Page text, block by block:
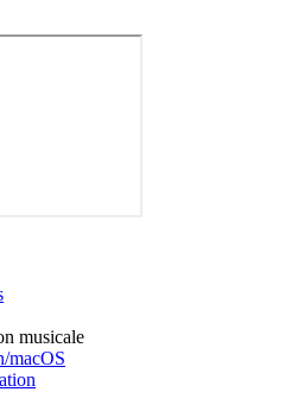
musicale
macOS